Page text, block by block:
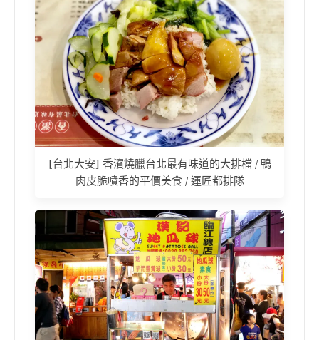
[台北大安] 香濱燒臘台北最有味道的大排檔 / 鴨
肉皮脆噴香的平價美食 / 運匠都排隊